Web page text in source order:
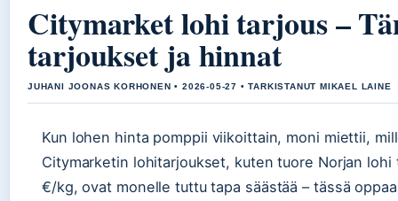
Citymarket lohi tarjous –
tarjoukset ja hinnat
JUHANI JOONAS KORHONEN • 2026-05-27 • TARKISTANUT MIKAEL LAINE
Kun lohen hinta pomppii viikoittain, moni miettii,
Citymarketin lohitarjoukset, kuten tuore Norjan lohi
€/kg, ovat monelle tuttu tapa säästää – tässä